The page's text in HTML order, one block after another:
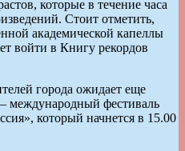
которые в течение часа
Стоит отметить,
академической капеллы
войти в Книгу рекордов
города ожидает еще
международный фестиваль
который начнется в 15.00